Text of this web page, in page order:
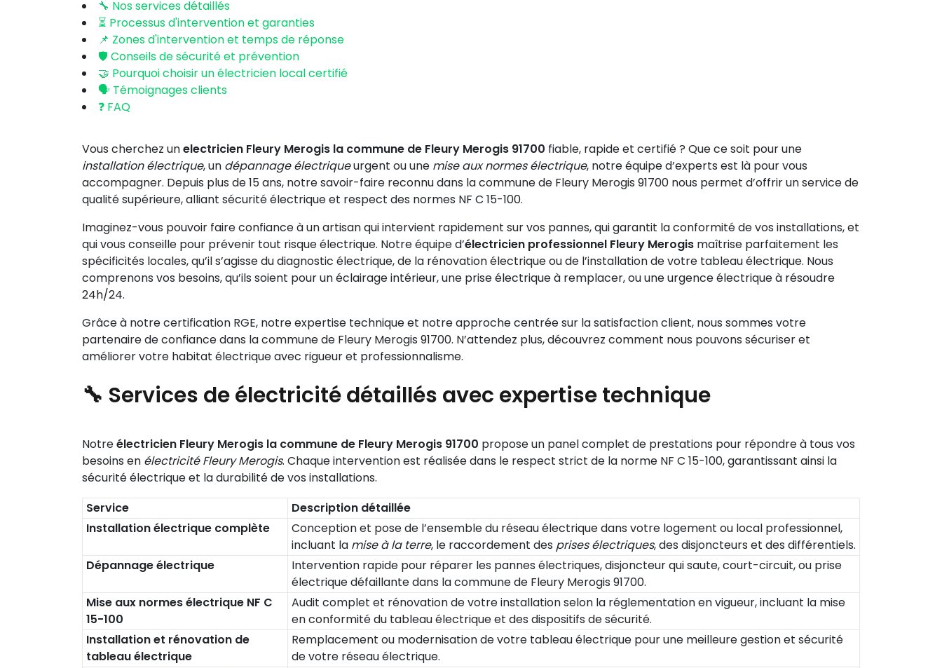
🔧 Nos services détaillés
⏳ Processus d'intervention et garanties
📌 Zones d'intervention et temps de réponse
🛡️ Conseils de sécurité et prévention
🤝 Pourquoi choisir un électricien local certifié
🗣️ Témoignages clients
❓ FAQ
Vous cherchez unelectricien Fleury Merogis la commune de Fleury Merogis 91700 fiable, rapide et certifié ? Que ce soit pour une
installation électrique, un dépannage électriqueurgent ou une mise aux normes électrique, notre équipe d’experts est là pour vous
accompagner. Depuis plus de 15 ans, notre savoir-faire reconnu dans la commune de Fleury Merogis 91700 nous permet d’offrir un service de
qualité supérieure, alliant sécurité électrique et respect des normes NF C 15-100.
Imaginez-vous pouvoir faire confiance à un artisan qui intervient rapidement sur vos pannes, qui garantit la conformité de vos installations, et
qui vous conseille pour prévenir tout risque électrique. Notre équipe d’électricien professionnel Fleury Merogis maîtrise parfaitement les
spécificités locales, qu’il s’agisse du diagnostic électrique, de la rénovation électrique ou de l’installation de votre tableau électrique. Nous
comprenons vos besoins, qu’ils soient pour un éclairage intérieur, une prise électrique à remplacer, ou une urgence électrique à résoudre
24h/24.
Grâce à notre certification RGE, notre expertise technique et notre approche centrée sur la satisfaction client, nous sommes votre
partenaire de confiance dans la commune de Fleury Merogis 91700. N’attendez plus, découvrez comment nous pouvons sécuriser et
améliorer votre habitat électrique avec rigueur et professionnalisme.
🔧 Services de électricité détaillés avec expertise technique
Notreélectricien Fleury Merogis la commune de Fleury Merogis 91700 propose un panel complet de prestations pour répondre à tous vos
besoins en électricité Fleury Merogis. Chaque intervention est réalisée dans le respect strict de la norme NF C 15-100, garantissant ainsi la
sécurité électrique et la durabilité de vos installations.
Service
Description détaillée
Installation électrique complète
Conception et pose de l’ensemble du réseau électrique dans votre logement ou local professionnel,
incluant la mise à la terre, le raccordement des prises électriques, des disjoncteurs et des différentiels.
Dépannage électrique
Intervention rapide pour réparer les pannes électriques, disjoncteur qui saute, court-circuit, ou prise
électrique défaillante dans la commune de Fleury Merogis 91700.
Mise aux normes électrique NF C
15-100
Audit complet et rénovation de votre installation selon la réglementation en vigueur, incluant la mise
en conformité du tableau électrique et des dispositifs de sécurité.
Installation et rénovation de
tableau électrique
Remplacement ou modernisation de votre tableau électrique pour une meilleure gestion et sécurité
de votre réseau électrique.